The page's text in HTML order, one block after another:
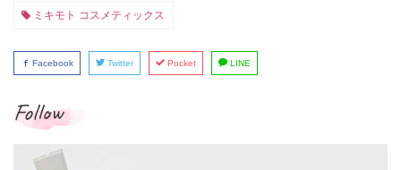
ミキモト コスメティックス
Facebook Twitter Pocket LINE
Follow